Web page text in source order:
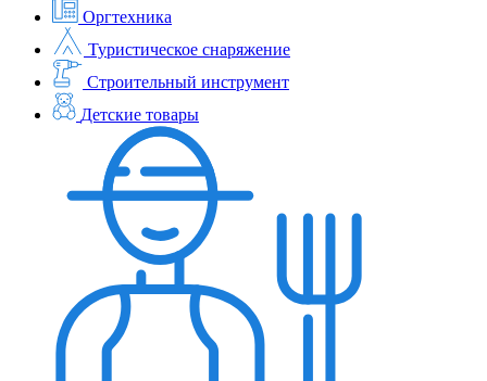
Оргтехника
Туристическое снаряжение
Строительный инструмент
Детские товары